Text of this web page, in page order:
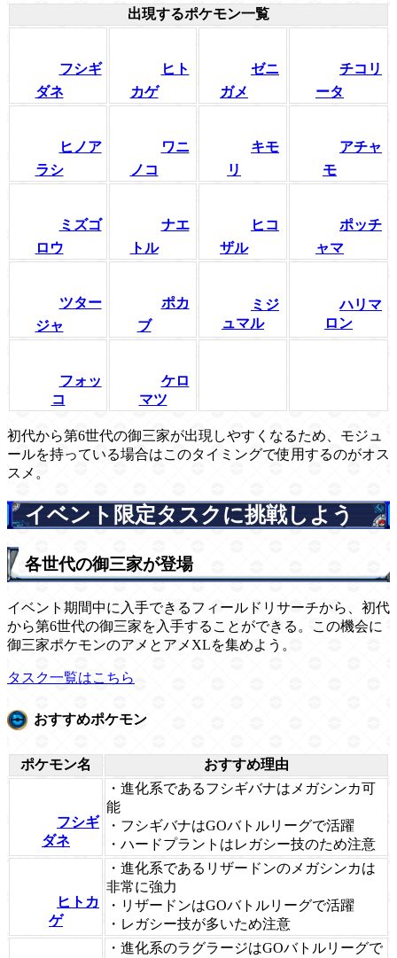
出現するポケモン一覧
フシギ
ダネ
ヒト
カゲ
ゼニ
ガメ
チコリ
ータ
ヒノア
ラシ
ワニ
ノコ
キモ
リ
アチャ
モ
ミズゴ
ロウ
ナエ
トル
ヒコ
ザル
ポッチ
ャマ
ツター
ジャ
ポカ
ブ
ミジ
ュマル
ハリマ
ロン
フォッ
コ
ケロ
マツ
初代から第6世代の御三家が出現しやすくなるため、モジュ
ールを持っている場合はこのタイミングで使用するのがオス
スメ。
イベント限定タスクに挑戦しよう
各世代の御三家が登場
イベント期間中に入手できるフィールドリサーチから、初代
から第6世代の御三家を入手することができる。この機会に
御三家ポケモンのアメとアメXLを集めよう。
タスク一覧はこちら
おすすめポケモン
ポケモン名 おすすめ理由
フシギ
ダネ
・進化系であるフシギバナはメガシンカ可
能
・フシギバナはGOバトルリーグで活躍
・ハードプラントはレガシー技のため注意
ヒトカ
ゲ
・進化系であるリザードンのメガシンカは
非常に強力
・リザードンはGOバトルリーグで活躍
・レガシー技が多いため注意
・進化系のラグラージはGOバトルリーグで